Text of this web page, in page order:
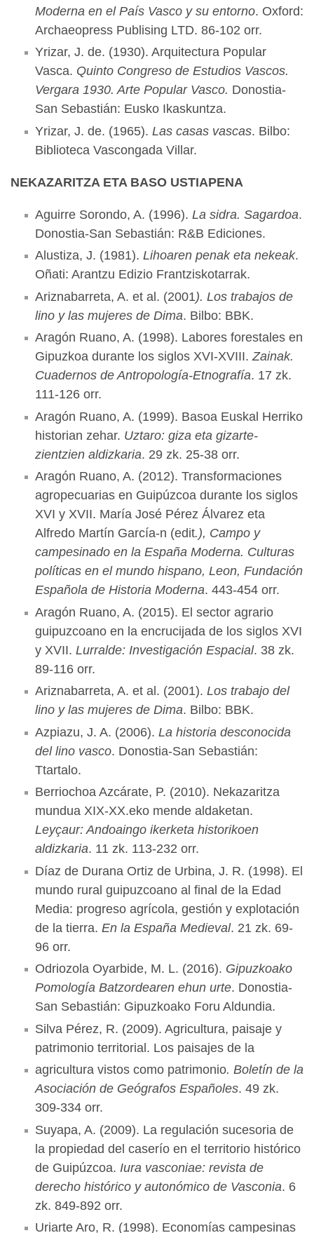
Moderna en el País Vasco y su entorno. Oxford:
Archaeopress Publising LTD. 86-102 orr.
Yrizar, J. de. (1930). Arquitectura Popular
Vasca. Quinto Congreso de Estudios Vascos.
Vergara 1930. Arte Popular Vasco. Donostia-
San Sebastián: Eusko Ikaskuntza.
Yrizar, J. de. (1965). Las casas vascas. Bilbo:
Biblioteca Vascongada Villar.
NEKAZARITZA ETA BASO USTIAPENA
Aguirre Sorondo, A. (1996). La sidra. Sagardoa.
Donostia-San Sebastián: R&B Ediciones.
Alustiza, J. (1981). Lihoaren penak eta nekeak.
Oñati: Arantzu Edizio Frantziskotarrak.
Ariznabarreta, A. et al. (2001). Los trabajos de
lino y las mujeres de Dima. Bilbo: BBK.
Aragón Ruano, A. (1998). Labores forestales en
Gipuzkoa durante los siglos XVI-XVIII.Zainak.
Cuadernos de Antropología-Etnografía. 17 zk.
111-126 orr.
Aragón Ruano, A. (1999). Basoa Euskal Herriko
historian zehar. Uztaro: giza eta gizarte-
zientzien aldizkaria. 29 zk. 25-38 orr.
Aragón Ruano, A. (2012). Transformaciones
agropecuarias en Guipúzcoa durante los siglos
XVI y XVII. María José Pérez Álvarez eta
Alfredo Martín García-n (edit.), Campo y
campesinado en la España Moderna. Culturas
políticas en el mundo hispano, Leon, Fundación
Española de Historia Moderna. 443-454 orr.
Aragón Ruano, A. (2015). El sector agrario
guipuzcoano en la encrucijada de los siglos XVI
y XVII. Lurralde: Investigación Espacial. 38 zk.
89-116 orr.
Ariznabarreta, A. et al. (2001). Los trabajo del
lino y las mujeres de Dima. Bilbo: BBK.
Azpiazu, J. A. (2006). La historia desconocida
del lino vasco. Donostia-San Sebastián:
Ttartalo.
Berriochoa Azcárate, P. (2010). Nekazaritza
mundua XIX-XX.eko mende aldaketan.
Leyçaur: Andoaingo ikerketa historikoen
aldizkaria. 11 zk. 113-232 orr.
Díaz de Durana Ortiz de Urbina, J. R. (1998). El
mundo rural guipuzcoano al final de la Edad
Media: progreso agrícola, gestión y explotación
de la tierra. En la España Medieval. 21 zk. 69-
96 orr.
Odriozola Oyarbide, M. L. (2016). Gipuzkoako
Pomología Batzordearen ehun urte. Donostia-
San Sebastián: Gipuzkoako Foru Aldundia.
Silva Pérez, R. (2009). Agricultura, paisaje y
patrimonio territorial. Los paisajes de la
agricultura vistos como patrimonio. Boletín de la
Asociación de Geógrafos Españoles. 49 zk.
309-334 orr.
Suyapa, A. (2009). La regulación sucesoria de
la propiedad del caserío en el territorio histórico
de Guipúzcoa. Iura vasconiae: revista de
derecho histórico y autonómico de Vasconia. 6
zk. 849-892 orr.
Uriarte Aro, R. (1998). Economías campesinas